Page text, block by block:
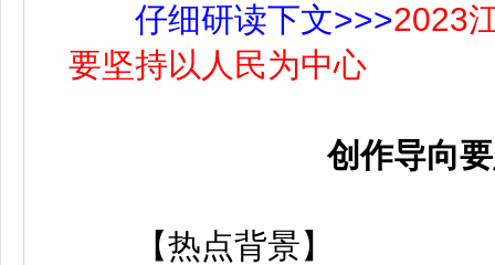
仔细研读下文>>>2023
要坚持以人民为中心
创作导向
【热点背景】